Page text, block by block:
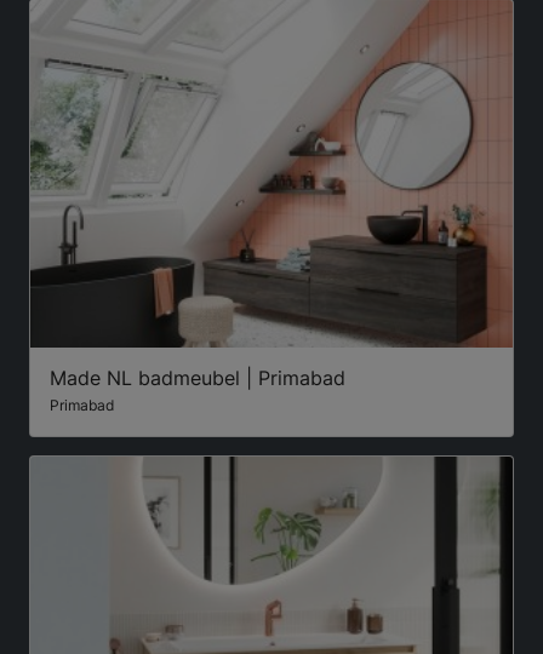
Made NL badmeubel | Primabad
Primabad